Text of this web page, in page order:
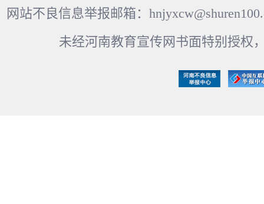
网站不良信息举报邮箱：
未经河南教育宣传网书面特别授权